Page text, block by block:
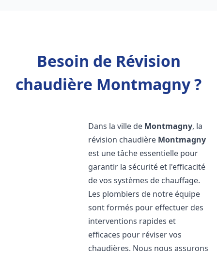
Besoin de Révision
chaudière Montmagny ?
Dans la ville de Montmagny, la
révision chaudière Montmagny
est une tâche essentielle pour
garantir la sécurité et l'efficacité
de vos systèmes de chauffage.
Les plombiers de notre équipe
sont formés pour effectuer des
interventions rapides et
efficaces pour réviser vos
chaudières. Nous nous assurons